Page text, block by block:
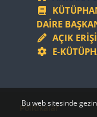
Bu web sitesinde
DAIRE
AÇIK
E-
Bloklar
Bloklar
Politikalar